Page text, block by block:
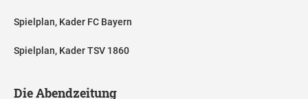
Spielplan, Kader FC Bayern
Spielplan, Kader TSV 1860
Die Abendzeitung